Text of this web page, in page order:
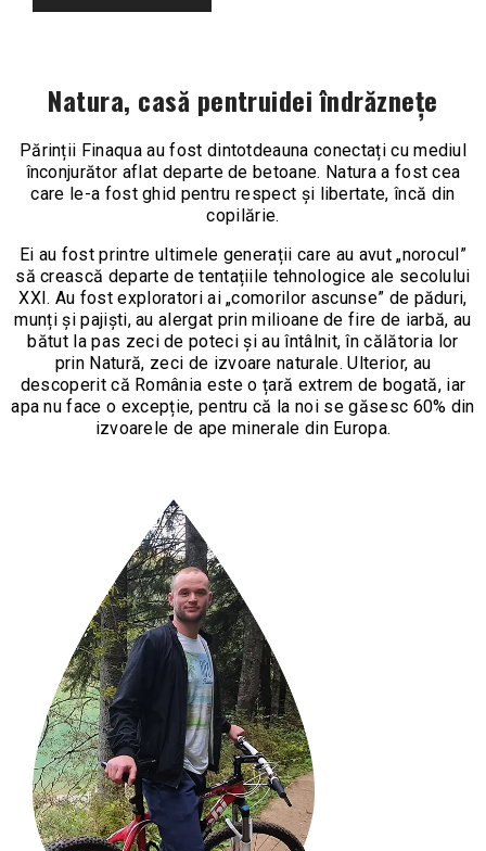
Natura, casă pentruidei îndrăznețe
Părinții Finaqua au fost dintotdeauna conectați cu mediul
înconjurător aflat departe de betoane. Natura a fost cea
care le-a fost ghid pentru respect și libertate, încă din
copilărie.
Ei au fost printre ultimele generații care au avut „norocul”
să crească departe de tentațiile tehnologice ale secolului
XXI. Au fost exploratori ai „comorilor ascunse” de păduri,
munți și pajiști, au alergat prin milioane de fire de iarbă, au
bătut la pas zeci de poteci și au întâlnit, în călătoria lor
prin Natură, zeci de izvoare naturale. Ulterior, au
descoperit că România este o țară extrem de bogată, iar
apa nu face o excepție, pentru că la noi se găsesc 60% din
izvoarele de ape minerale din Europa.